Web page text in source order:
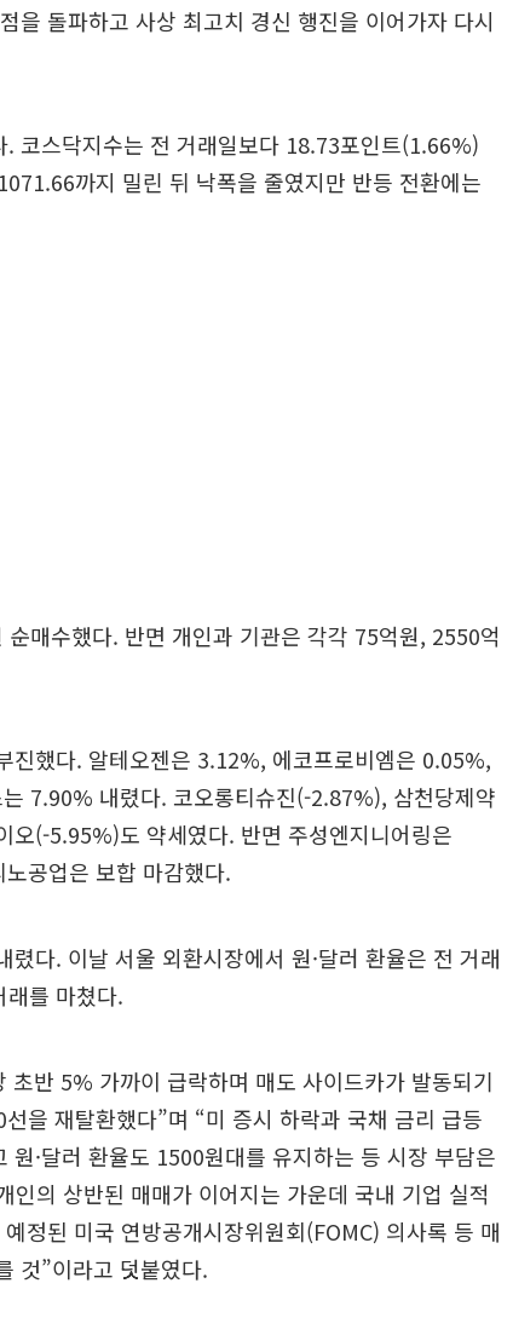
을 돌파하고 사상 최고치 경신 행진을 이어가자 다시
코스닥지수는 전 거래일보다 18.73포인트(1.66%)
까지 밀린 뒤 낙폭을 줄였지만 반등 전환에는
매수했다. 반면 개인과 기관은 각각 75억원, 2550억
진했다. 알테오젠은 3.12%, 에코프로비엠은 0.05%,
7.90% 내렸다. 코오롱티슈진(-2.87%), 삼천당제약
(-5.95%)도 약세였다. 반면 주성엔지니어링은
공업은 보합 마감했다.
렸다. 이날 서울 외환시장에서 원·달러 환율은 전 거래
를 마쳤다.
반 5% 가까이 급락하며 매도 사이드카가 발동되기
을 재탈환했다”며 “미 증시 하락과 국채 금리 급등
·달러 환율도 1500원대를 유지하는 등 시장 부담은
인의 상반된 매매가 이어지는 가운데 국내 기업 실적
정된 미국 연방공개시장위원회(FOMC) 의사록 등 매
것”이라고 덧붙였다.